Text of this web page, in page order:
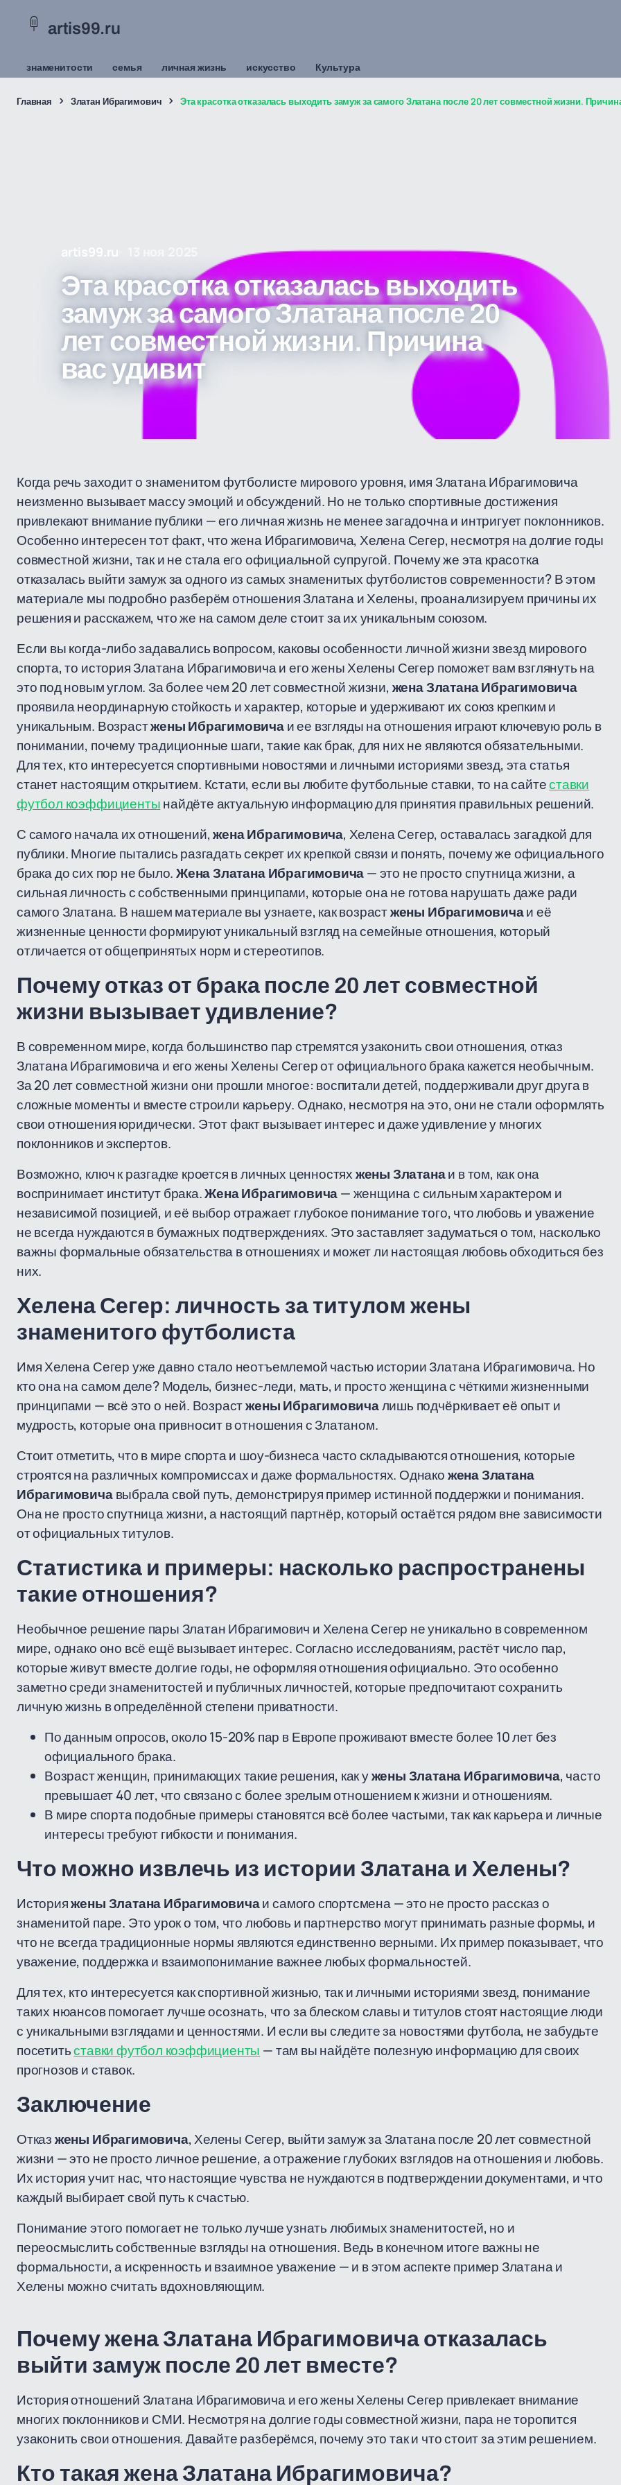
artis99.ru
знаменитости семья личная жизнь искусство Культура
Главная Златан Ибрагимович Эта красотка отказалась выходить замуж за самого Златана после 20 лет совместной жизни.
artis99.ru
Эта красотка отказалась выходить
замуж за самого Златана после 20
лет совместной жизни. Причина
вас удивит
Когда речь заходит о знаменитом футболисте мирового уровня, имя Златана Ибрагимовича
неизменно вызывает массу эмоций и обсуждений. Но не только спортивные достижения
привлекают внимание публики — его личная жизнь не менее загадочна и интригует поклонников.
Особенно интересен тот факт, что жена Ибрагимовича, Хелена Сегер, несмотря на долгие годы
совместной жизни, так и не стала его официальной супругой. Почему же эта красотка
отказалась выйти замуж за одного из самых знаменитых футболистов современности? В этом
материале мы подробно разберём отношения Златана и Хелены, проанализируем причины их
решения и расскажем, что же на самом деле стоит за их уникальным союзом.
Если вы когда-либо задавались вопросом, каковы особенности личной жизни звезд мирового
спорта, то история Златана Ибрагимовича и его жены Хелены Сегер поможет вам взглянуть на
это под новым углом. За более чем 20 лет совместной жизни, жена Златана Ибрагимовича
проявила неординарную стойкость и характер, которые и удерживают их союз крепким и
уникальным. Возрастжены Ибрагимовичаи ее взгляды на отношения играют ключевую роль в
понимании, почему традиционные шаги, такие как брак, для них не являются обязательными.
Для тех, кто интересуется спортивными новостями и личными историями звезд, эта статья
станет настоящим открытием. Кстати, если вы любите футбольные ставки, то на сайтеставки
футбол коэффициентынайдёте актуальную информацию для принятия правильных решений.
С самого начала их отношений,жена Ибрагимовича, Хелена Сегер, оставалась загадкой для
публики. Многие пытались разгадать секрет их крепкой связи и понять, почему же официального
брака до сих пор не было.Жена Златана Ибрагимовича— это не просто спутница жизни, а
сильная личность с собственными принципами, которые она не готова нарушать даже ради
самого Златана. В нашем материале вы узнаете, как возрастжены Ибрагимовичаи её
жизненные ценности формируют уникальный взгляд на семейные отношения, который
отличается от общепринятых норм и стереотипов.
Почему отказ от брака после 20 лет совместной
жизни вызывает удивление?
В современном мире, когда большинство пар стремятся узаконить свои отношения, отказ
Златана Ибрагимовича и его жены Хелены Сегер от официального брака кажется необычным.
За 20 лет совместной жизни они прошли многое: воспитали детей, поддерживали друг друга в
сложные моменты и вместе строили карьеру. Однако, несмотря на это, они не стали оформлять
свои отношения юридически. Этот факт вызывает интерес и даже удивление у многих
поклонников и экспертов.
Возможно, ключ к разгадке кроется в личных ценностяхжены Златанаи в том, как она
воспринимает институт брака.Жена Ибрагимовича— женщина с сильным характером и
независимой позицией, и её выбор отражает глубокое понимание того, что любовь и уважение
не всегда нуждаются в бумажных подтверждениях. Это заставляет задуматься о том, насколько
важны формальные обязательства в отношениях и может ли настоящая любовь обходиться без
них.
Хелена Сегер: личность за титулом жены
знаменитого футболиста
Имя Хелена Сегер уже давно стало неотъемлемой частью истории Златана Ибрагимовича. Но
кто она на самом деле? Модель, бизнес-леди, мать, и просто женщина с чёткими жизненными
принципами — всё это о ней. Возрастжены Ибрагимовичалишь подчёркивает её опыт и
мудрость, которые она привносит в отношения с Златаном.
Стоит отметить, что в мире спорта и шоу-бизнеса часто складываются отношения, которые
строятся на различных компромиссах и даже формальностях. Однакожена Златана
Ибрагимовичавыбрала свой путь, демонстрируя пример истинной поддержки и понимания.
Она не просто спутница жизни, а настоящий партнёр, который остаётся рядом вне зависимости
от официальных титулов.
Статистика и примеры: насколько распространены
такие отношения?
Необычное решение пары Златан Ибрагимович и Хелена Сегер не уникально в современном
мире, однако оно всё ещё вызывает интерес. Согласно исследованиям, растёт число пар,
которые живут вместе долгие годы, не оформляя отношения официально. Это особенно
заметно среди знаменитостей и публичных личностей, которые предпочитают сохранить
личную жизнь в определённой степени приватности.
По данным опросов, около 15-20% пар в Европе проживают вместе более 10 лет без
официального брака.
Возраст женщин, принимающих такие решения, как ужены Златана Ибрагимовича, часто
превышает 40 лет, что связано с более зрелым отношением к жизни и отношениям.
В мире спорта подобные примеры становятся всё более частыми, так как карьера и личные
интересы требуют гибкости и понимания.
Что можно извлечь из истории Златана и Хелены?
Историяжены Златана Ибрагимовичаи самого спортсмена — это не просто рассказ о
знаменитой паре. Это урок о том, что любовь и партнерство могут принимать разные формы, и
что не всегда традиционные нормы являются единственно верными. Их пример показывает, что
уважение, поддержка и взаимопонимание важнее любых формальностей.
Для тех, кто интересуется как спортивной жизнью, так и личными историями звезд, понимание
таких нюансов помогает лучше осознать, что за блеском славы и титулов стоят настоящие люди
с уникальными взглядами и ценностями. И если вы следите за новостями футбола, не забудьте
посетитьставки футбол коэффициенты — там вы найдёте полезную информацию для своих
прогнозов и ставок.
Заключение
Отказжены Ибрагимовича, Хелены Сегер, выйти замуж за Златана после 20 лет совместной
жизни — это не просто личное решение, а отражение глубоких взглядов на отношения и любовь.
Их история учит нас, что настоящие чувства не нуждаются в подтверждении документами, и что
каждый выбирает свой путь к счастью.
Понимание этого помогает не только лучше узнать любимых знаменитостей, но и
переосмыслить собственные взгляды на отношения. Ведь в конечном итоге важны не
формальности, а искренность и взаимное уважение — и в этом аспекте пример Златана и
Хелены можно считать вдохновляющим.
Почему жена Златана Ибрагимовича отказалась
выйти замуж после 20 лет вместе?
История отношений Златана Ибрагимовича и его жены Хелены Сегер привлекает внимание
многих поклонников и СМИ. Несмотря на долгие годы совместной жизни, пара не торопится
узаконить свои отношения. Давайте разберёмся, почему это так и что стоит за этим решением.
Кто такая жена Златана Ибрагимовича?